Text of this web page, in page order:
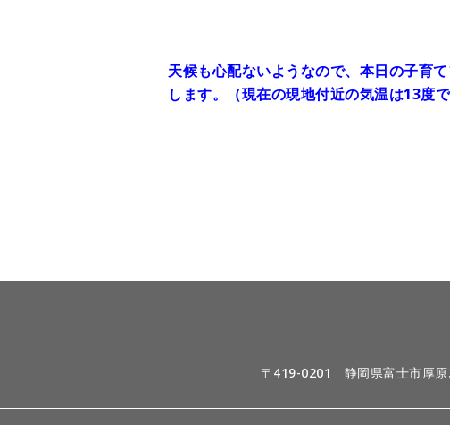
天候も心配ないようなので、本日の子育
します。（現在の現地付近の気温は13度で
〒419-0201 静岡県富士市厚